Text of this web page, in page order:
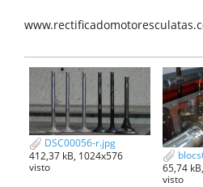
DSC00056-r.jpg
412,37 kB, 1024x576
visto
65,74
visto